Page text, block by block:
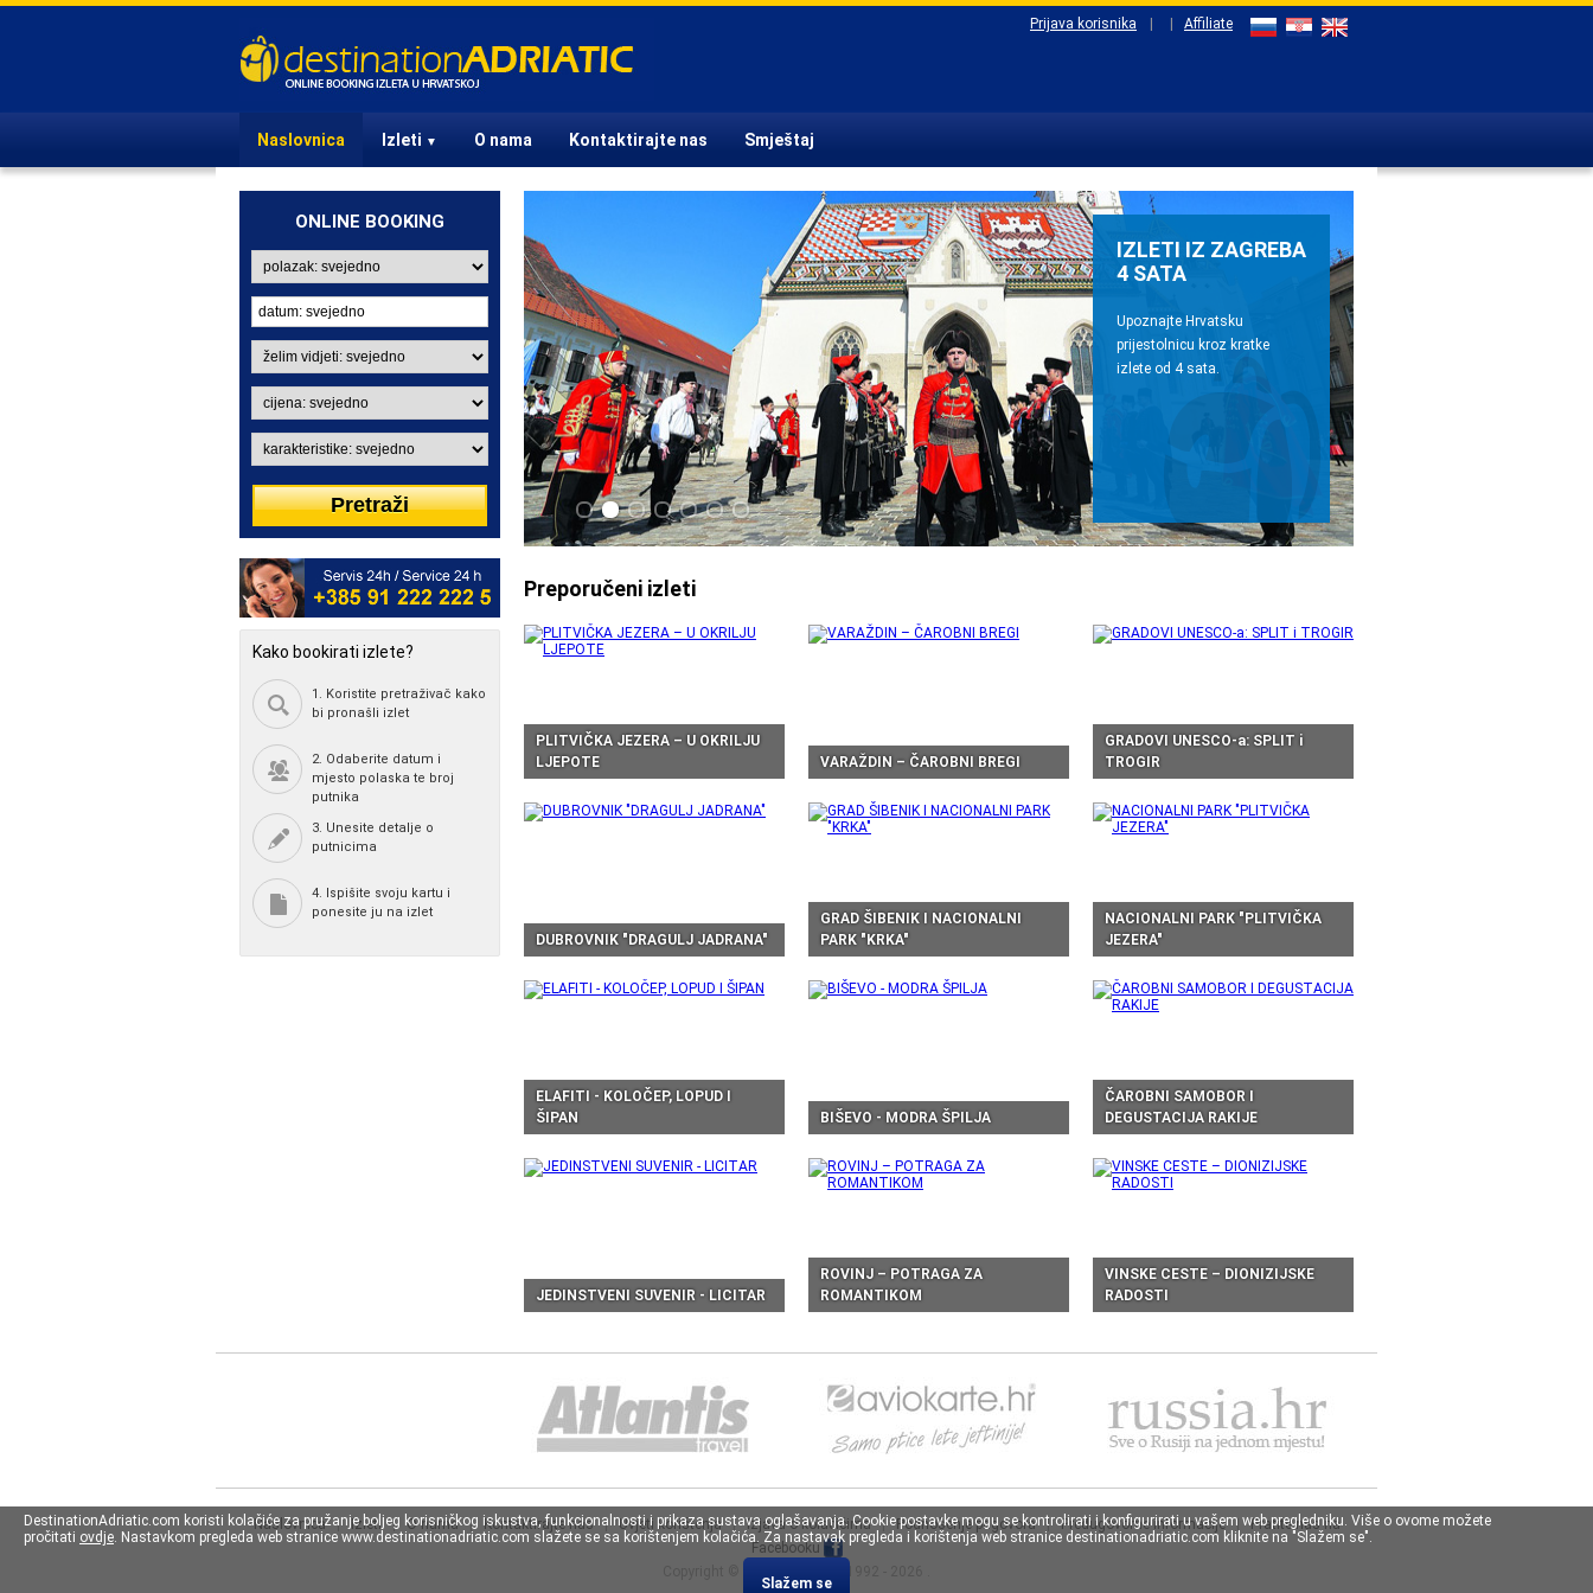
Prijava korisnika Affiliate
Naslovnica Izleti ▼ O nama Kontaktirajte nas Smještaj
ONLINE BOOKING
IZLETI IZ ZAGREBA
U Zagrebu ste? Izaberite
jedan od atraktivnih izleta i
oduševite prijatelje i poslovne
partnere.
IZLETI IZ ZAGREBA
4 SATA
Upoznajte Hrvatsku
prijestolnicu kroz kratke
izlete od 4 sata.
Kako bookirati izlete?
1. Koristite pretraživač kako
bi pronašli izlet
2. Odaberite datum i
mjesto polaska te broj
putnika
3. Unesite detalje o
putnicima
4. Ispišite svoju kartu i
ponesite ju na izlet
Preporučeni izleti
PLITVIČKA JEZERA – U OKRILJU
LJEPOTE
VARAŽDIN – ČAROBNI BREGI
GRADOVI UNESCO-a: SPLIT i
TROGIR
DUBROVNIK "DRAGULJ JADRANA"
GRAD ŠIBENIK I NACIONALNI
PARK "KRKA"
NACIONALNI PARK "PLITVIČKA
JEZERA"
ELAFITI - KOLOČEP, LOPUD I
ŠIPAN
BIŠEVO - MODRA ŠPILJA
ČAROBNI SAMOBOR I
DEGUSTACIJA RAKIJE
JEDINSTVENI SUVENIR - LICITAR
ROVINJ – POTRAGA ZA
ROMANTIKOM
VINSKE CESTE – DIONIZIJSKE
RADOSTI
DestinationAdriatic.com koristi kolačiće za pružanje boljeg korisničkog iskustva, funkcionalnosti i prikaza sustava oglašavanja. Cookie postavke mogu se kontrolirati i konfigurirati u vašem web pregledniku. Više o ovome možete
pročitati ovdje. Nastavkom pregleda web stranice www.destinationadriatic.com slažete se sa korištenjem kolačića. Za nastavak pregleda i korištenja web stranice destinationadriatic.com kliknite na "Slažem se".
Slažem se
Naslovnica|Izleti|O nama| Kontaktirajte nas|Uvjeti korištenja|Izjava o kolačićima|Podnošenje prigovora|Predugovorne informacije|Pratite nas na
Facebooku